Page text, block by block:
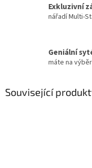
Exkluzivní
nářadí Multi-
Geniální
máte na
Související